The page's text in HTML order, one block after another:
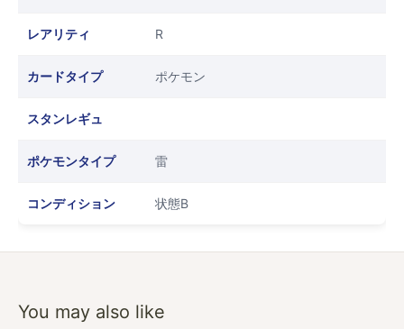
レアリティ R
カードタイプ ポケモン
スタンレギュ
ポケモンタイプ 雷
コンディション 状態B
You may also like